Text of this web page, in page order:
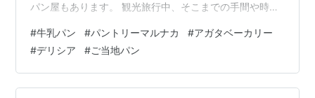
パン屋もあります。 観光旅行中、そこまでの手間や時間
今回は松本市街で牛乳パンを比較的入手しやすい、おす
すめの店舗をご紹介します。
#牛乳パン #パントリーマルナカ #アガタベーカリー
#デリシア #ご当地パン